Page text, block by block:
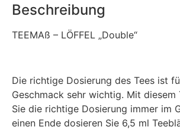
Beschreibung
TEEMAß – LÖFFEL „Double“
Die richtige Dosierung des Tees ist
Geschmack sehr wichtig. Mit diesem
Sie die richtige Dosierung immer im
einen Ende dosieren Sie 6,5 ml